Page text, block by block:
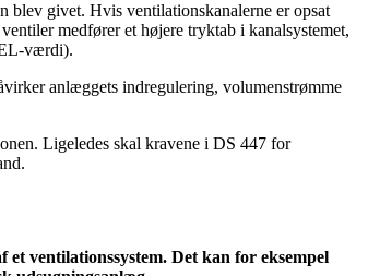
blev givet. Hvis ventilationskanalerne er opsat
medfører et højere tryktab i kanalsystemet,
værdi).
anlæggets indregulering, volumenstrømme
Ligeledes skal kravene i DS 447 for
ventilationssystem. Det kan for eksempel